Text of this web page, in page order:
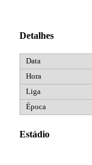
Detalhes
Estádio